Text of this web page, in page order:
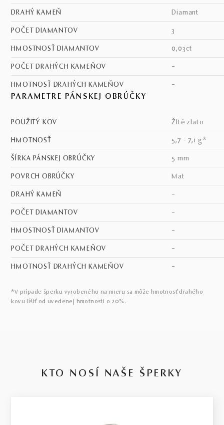
DRAHÝ KAMEŇ diamant
POČET DIAMANTOV 3
HMOSTNOSŤ DIAMANTOV 0,03ct
POČET DRAHÝCH KAMEŇOV –
HMOTNOSŤ DRAHÝCH KAMEŇOV –
PARAMETRE PÁNSKEJ OBRÚČKY
POUŽITÝ KOV žlté zlato
HMOTNOSŤ 5,7 - 7,1 g*
ŠÍRKA PÁNSKEJ OBRÚČKY 5 mm
POVRCH OBRÚČKY mat
DRAHÝ KAMEŇ –
POČET DIAMANTOV –
HMOSTNOSŤ DIAMANTOV –
POČET DRAHÝCH KAMEŇOV –
HMOTNOSŤ DRAHÝCH KAMEŇOV –
*V prípade šperku vyrobeného na mieru sa môže hmotnosť drahého
kovu líšiť od uvedenej hmotnosti o 20%.
KTO NOSÍ NAŠE ŠPERKY